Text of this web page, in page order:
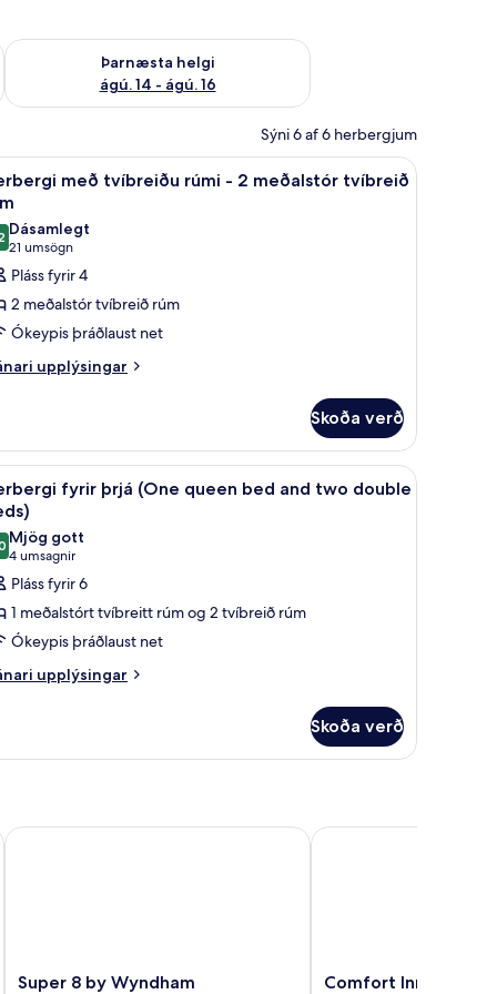
9
Þarnæsta helgi
ágú. 14 - ágú. 16
Athuga framboð þarnæstu helgi ágú. 14 - ágú. 16
Sýni 6 af 6 herbergjum
strauborð, ókeypis þráðlaus nettenging, rúmfötHerbergi með tvíbreiðu rúmi - 2 meðalstór
5
með tvíbreiðu rúmi - 2 meðalstór tvíbreið
af 10
Dásamlegt
21 umsögn
(21
umsögn)
Pláss fyrir 4
2 meðalstór tvíbreið rúm
Ókeypis þráðlaust net
upplýsingar
Skoða verð
þráðlaus nettenging, rúmföt
one Twin bed) | Straujárn/strauborð, ókeypis þráðlaus nettenging, rúmföt
Herbergi fyrir þrjá (One queen bed and
2
fyrir þrjá (One queen bed and two double
af 10
Mjög gott
4 umsagnir
(4
umsagnir)
Pláss fyrir 6
1 meðalstórt tvíbreitt rúm og 2 tvíbreið rúm
Ókeypis þráðlaust net
upplýsingar
Skoða verð
Super
Super 8 by Wyndham
Super 8 by Wyndham Custer/Crazy Horse Area
Comfort
Comfort Inn &
Comfort Inn & Suites